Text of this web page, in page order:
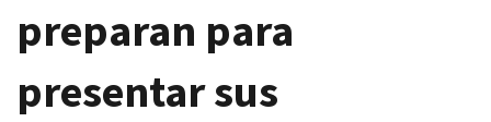
preparan para
presentar sus